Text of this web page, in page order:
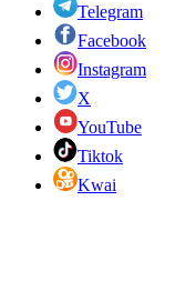
Telegram
Facebook
Instagram
X
YouTube
Tiktok
Kwai